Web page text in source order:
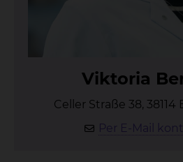
Vik­to­ria
Celler Straße 38,
Per E-Mail